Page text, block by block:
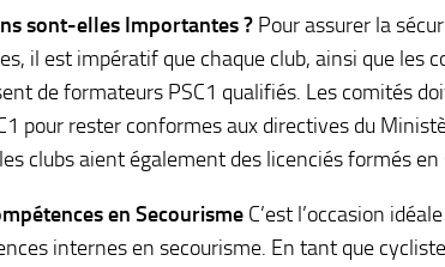
sont-elles Importantes ? Pour assurer la
il est impératif que chaque club, ainsi que les
de formateurs PSC1 qualifiés. Les comités
pour rester conformes aux directives du
clubs aient également des licenciés formés en
en Secourisme C’est l’occasion
internes en secourisme. En tant que